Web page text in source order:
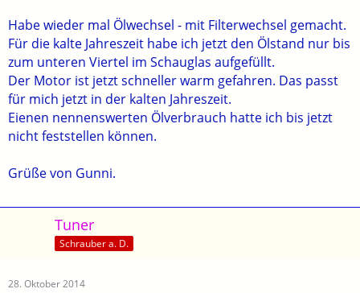
Habe wieder mal Ölwechsel - mit Filterwechsel gemacht.
Für die kalte Jahreszeit habe ich jetzt den Ölstand nur bis
zum unteren Viertel im Schauglas aufgefüllt.
Der Motor ist jetzt schneller warm gefahren. Das passt
für mich jetzt in der kalten Jahreszeit.
Eienen nennenswerten Ölverbrauch hatte ich bis jetzt
nicht feststellen können.
Grüße von Gunni.
Tuner
Schrauber a. D.
28. Oktober 2014